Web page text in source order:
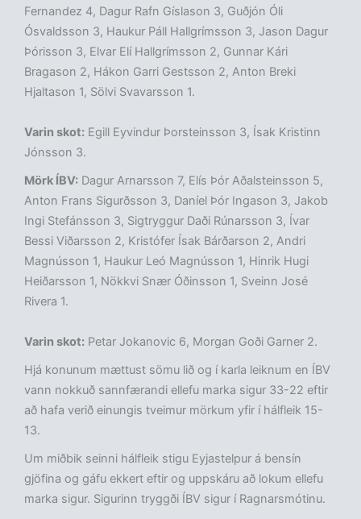
Fernandez 4, Dagur Rafn Gíslason 3, Guðjón Óli
Ósvaldsson 3, Haukur Páll Hallgrímsson 3, Jason Dagur
Þórisson 3, Elvar Elí Hallgrímsson 2, Gunnar Kári
Bragason 2, Hákon Garri Gestsson 2, Anton Breki
Hjaltason 1, Sölvi Svavarsson 1.
Varin skot: Egill Eyvindur Þorsteinsson 3, Ísak Kristinn
Jónsson 3.
Mörk ÍBV: Dagur Arnarsson 7, Elís Þór Aðalsteinsson 5,
Anton Frans Sigurðsson 3, Daníel Þór Ingason 3, Jakob
Ingi Stefánsson 3, Sigtryggur Daði Rúnarsson 3, Ívar
Bessi Viðarsson 2, Kristófer Ísak Bárðarson 2, Andri
Magnússon 1, Haukur Leó Magnússon 1, Hinrik Hugi
Heiðarsson 1, Nökkvi Snær Óðinsson 1, Sveinn José
Rivera 1.
Varin skot: Petar Jokanovic 6, Morgan Goði Garner 2.
Hjá konunum mættust sömu lið og í karla leiknum en ÍBV
vann nokkuð sannfærandi ellefu marka sigur 33-22 eftir
að hafa verið einungis tveimur mörkum yfir í hálfleik 15-
13.
Um miðbik seinni hálfleik stigu Eyjastelpur á bensín
gjöfina og gáfu ekkert eftir og uppskáru að lokum ellefu
marka sigur. Sigurinn tryggði ÍBV sigur í Ragnarsmótinu.